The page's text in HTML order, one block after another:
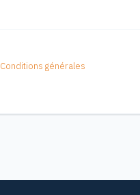
Conditions générales